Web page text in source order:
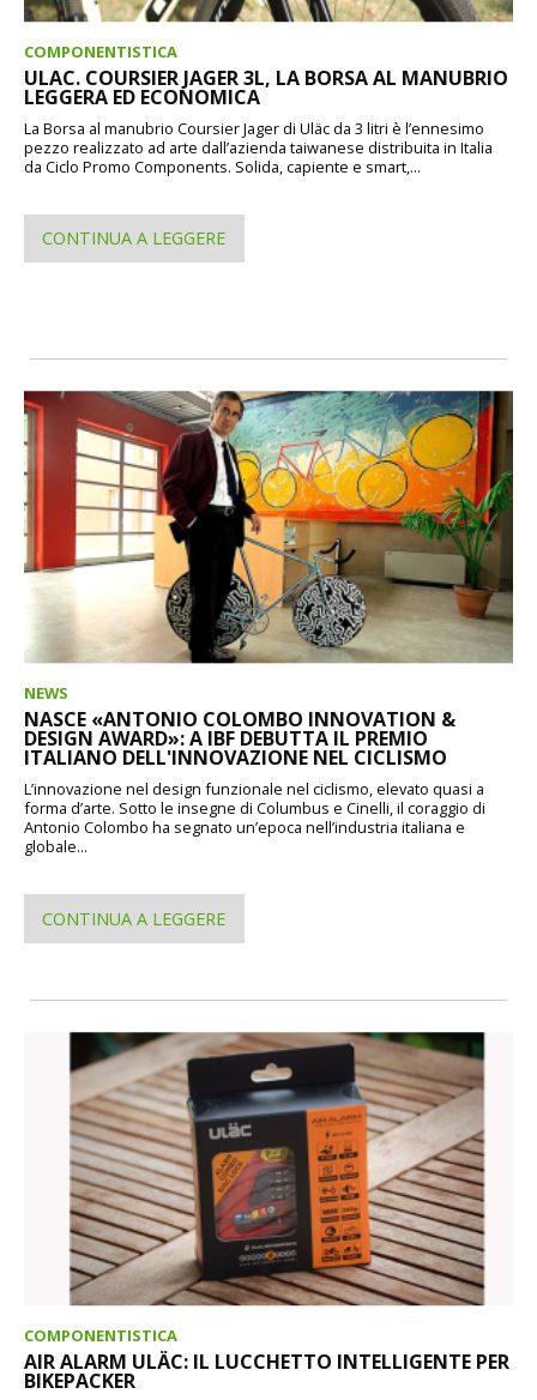
COMPONENTISTICA
ULAC. COURSIER JAGER 3L, LA BORSA AL MANUBRIO
LEGGERA ED ECONOMICA
La Borsa al manubrio Coursier Jager di Uläc da 3 litri è l’ennesimo
pezzo realizzato ad arte dall’azienda taiwanese distribuita in Italia
da Ciclo Promo Components. Solida, capiente e smart,...
CONTINUA A LEGGERE
NEWS
NASCE «ANTONIO COLOMBO INNOVATION &
DESIGN AWARD»: A IBF DEBUTTA IL PREMIO
ITALIANO DELL'INNOVAZIONE NEL CICLISMO
L’innovazione nel design funzionale nel ciclismo, elevato quasi a
forma d’arte. Sotto le insegne di Columbus e Cinelli, il coraggio di
Antonio Colombo ha segnato un’epoca nell’industria italiana e
globale...
CONTINUA A LEGGERE
COMPONENTISTICA
AIR ALARM ULÄC: IL LUCCHETTO INTELLIGENTE PER
BIKEPACKER